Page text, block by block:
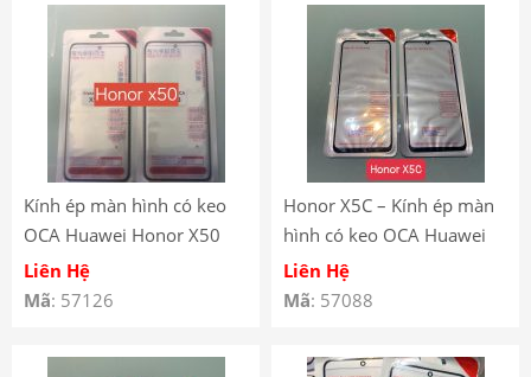
Kính ép màn hình có keo
OCA Huawei Honor X50
Liên Hệ
Mã: 57126
Honor X5C – Kính ép màn
hình có keo OCA Huawei
Honor X5C
Liên Hệ
Mã: 57088